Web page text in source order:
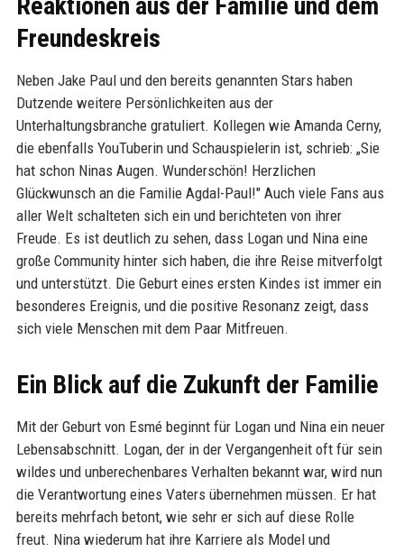
Reaktionen aus der Familie und dem
Freundeskreis
Neben Jake Paul und den bereits genannten Stars haben
Dutzende weitere Persönlichkeiten aus der
Unterhaltungsbranche gratuliert. Kollegen wie Amanda Cerny,
die ebenfalls YouTuberin und Schauspielerin ist, schrieb: „Sie
hat schon Ninas Augen. Wunderschön! Herzlichen
Glückwunsch an die Familie Agdal-Paul!" Auch viele Fans aus
aller Welt schalteten sich ein und berichteten von ihrer
Freude. Es ist deutlich zu sehen, dass Logan und Nina eine
große Community hinter sich haben, die ihre Reise mitverfolgt
und unterstützt. Die Geburt eines ersten Kindes ist immer ein
besonderes Ereignis, und die positive Resonanz zeigt, dass
sich viele Menschen mit dem Paar Mitfreuen.
Ein Blick auf die Zukunft der Familie
Mit der Geburt von Esmé beginnt für Logan und Nina ein neuer
Lebensabschnitt. Logan, der in der Vergangenheit oft für sein
wildes und unberechenbares Verhalten bekannt war, wird nun
die Verantwortung eines Vaters übernehmen müssen. Er hat
bereits mehrfach betont, wie sehr er sich auf diese Rolle
freut. Nina wiederum hat ihre Karriere als Model und